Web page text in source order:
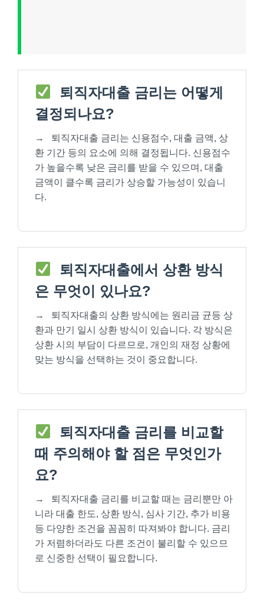
퇴직자대출 금리는 어떻게
결정되나요?
→
퇴직자대출 금리는 신용점수, 대출 금액, 상
환 기간 등의 요소에 의해 결정됩니다. 신용점수
가 높을수록 낮은 금리를 받을 수 있으며, 대출
금액이 클수록 금리가 상승할 가능성이 있습니
다.
퇴직자대출에서 상환 방식
은 무엇이 있나요?
→
퇴직자대출의 상환 방식에는 원리금 균등 상
환과 만기 일시 상환 방식이 있습니다. 각 방식은
상환 시의 부담이 다르므로, 개인의 재정 상황에
맞는 방식을 선택하는 것이 중요합니다.
퇴직자대출 금리를 비교할
때 주의해야 할 점은 무엇인가
요?
→
퇴직자대출 금리를 비교할 때는 금리뿐만 아
니라 대출 한도, 상환 방식, 심사 기간, 추가 비용
등 다양한 조건을 꼼꼼히 따져봐야 합니다. 금리
가 저렴하더라도 다른 조건이 불리할 수 있으므
로 신중한 선택이 필요합니다.